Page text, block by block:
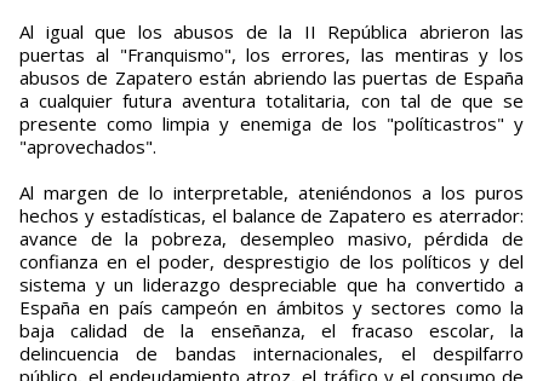
Al igual que los abusos de la II República abrieron las
puertas al "Franquismo", los errores, las mentiras y los
abusos de Zapatero están abriendo las puertas de España
a cualquier futura aventura totalitaria, con tal de que se
presente como limpia y enemiga de los "políticastros" y
"aprovechados".
Al margen de lo interpretable, ateniéndonos a los puros
hechos y estadísticas, el balance de Zapatero es aterrador:
avance de la pobreza, desempleo masivo, pérdida de
confianza en el poder, desprestigio de los políticos y del
sistema y un liderazgo despreciable que ha convertido a
España en país campeón en ámbitos y sectores como la
baja calidad de la enseñanza, el fracaso escolar, la
delincuencia de bandas internacionales, el despilfarro